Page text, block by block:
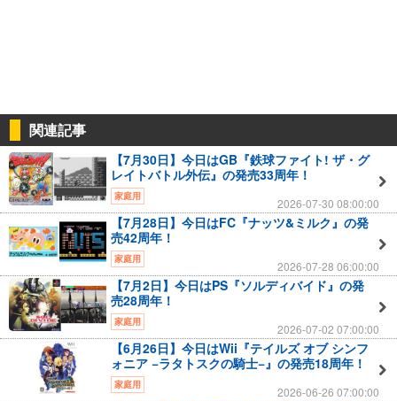
関連記事
【7月30日】今日はGB『鉄球ファイト! ザ・グ
レイトバトル外伝』の発売33周年！
家庭用 2026-07-30 08:00:00
【7月28日】今日はFC『ナッツ&ミルク』の発
売42周年！
家庭用 2026-07-28 06:00:00
【7月2日】今日はPS『ソルディバイド』の発
売28周年！
家庭用 2026-07-02 07:00:00
【6月26日】今日はWii『テイルズ オブ シンフ
ォニア −ラタトスクの騎士−』の発売18周年！
家庭用 2026-06-26 07:00:00